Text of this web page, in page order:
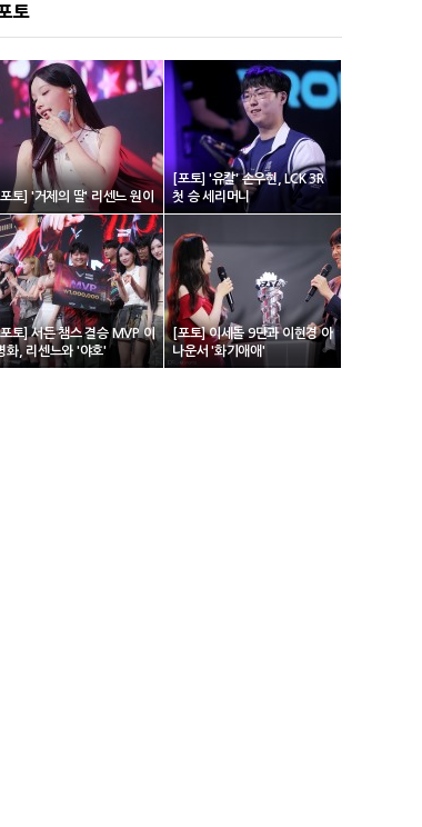
토
토] '거제의 딸' 리센느 원이
[포토] '유칼' 손우현, LCK 3R
첫 승 세리머니
토] 서든 챔스 결승 MVP 이
화, 리센느와 '야호'
[포토] 이세돌 9단과 이현경 아
나운서 '화기애애'